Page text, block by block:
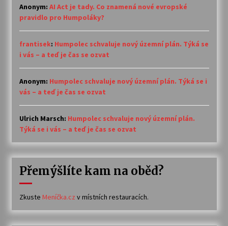
Anonym: AI Act je tady. Co znamená nové evropské
pravidlo pro Humpoláky?
frantisek: Humpolec schvaluje nový územní plán. Týká se
i vás – a teď je čas se ozvat
Anonym: Humpolec schvaluje nový územní plán. Týká se i
vás – a teď je čas se ozvat
Ulrich Marsch: Humpolec schvaluje nový územní plán.
Týká se i vás – a teď je čas se ozvat
Přemýšlíte kam na oběd?
Zkuste Meníčka.cz v místních restauracích.